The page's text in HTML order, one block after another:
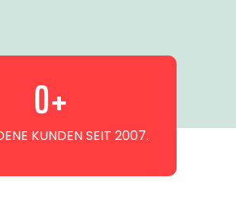
KUNDEN SEIT 2007.
0+